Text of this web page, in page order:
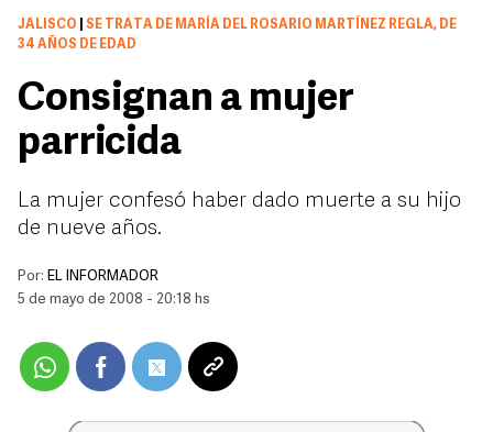
JALISCO
SE TRATA DE MARÍA DEL ROSARIO MARTÍNEZ REGLA, DE
34 AÑOS DE EDAD
Consignan a mujer
parricida
La mujer confesó haber dado muerte a su hijo
de nueve años.
Por: EL INFORMADOR
5 de mayo de 2008 - 20:18 hs